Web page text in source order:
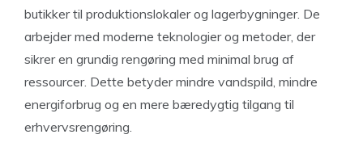
butikker til produktionslokaler og lagerbygninger. De
arbejder med moderne teknologier og metoder, der
sikrer en grundig rengøring med minimal brug af
ressourcer. Dette betyder mindre vandspild, mindre
energiforbrug og en mere bæredygtig tilgang til
erhvervsrengøring.